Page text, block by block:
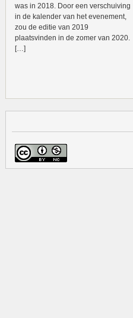
was in 2018. Door een verschuiving
in de kalender van het evenement,
zou de editie van 2019
plaatsvinden in de zomer van 2020.
[…]